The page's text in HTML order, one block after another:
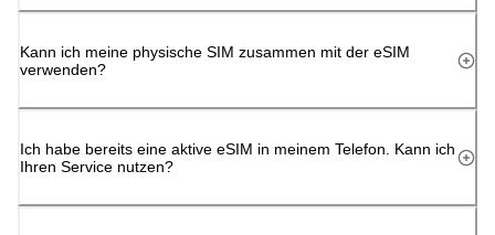
Kann ich meine physische SIM zusammen mit der eSIM
verwenden?
Ich habe bereits eine aktive eSIM in meinem Telefon. Kann ich
Ihren Service nutzen?